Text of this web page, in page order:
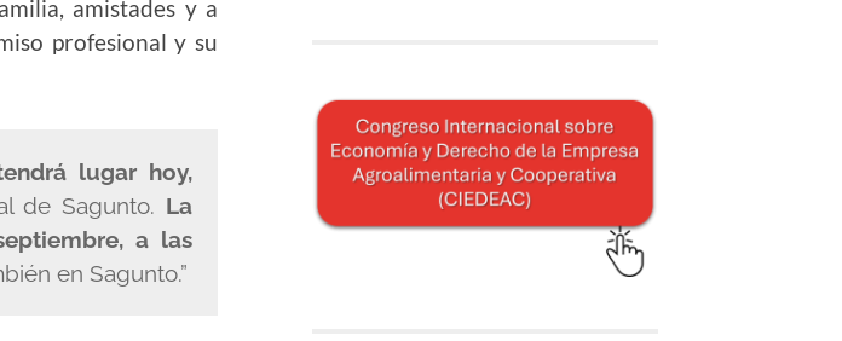
amistades y a
profesional y su
lugar hoy,
de Sagunto. La
a las
en Sagunto.”